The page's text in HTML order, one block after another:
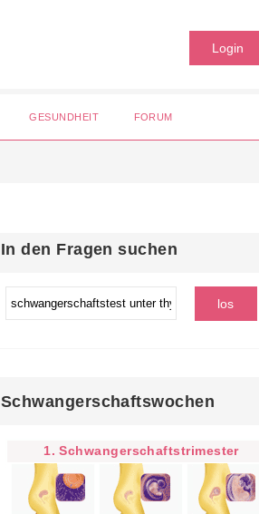
Login
GESUNDHEIT FORUM
In den Fragen suchen
Schwangerschaftswochen
1. Schwangerschaftstrimester